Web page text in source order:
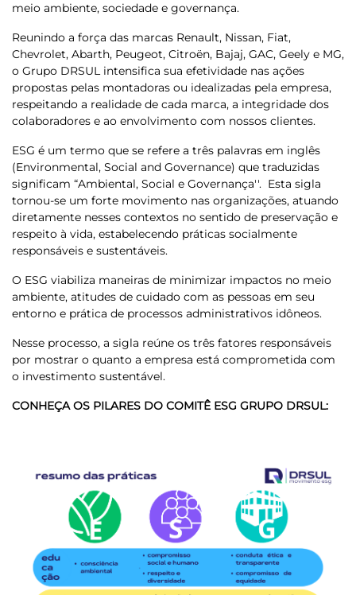
meio ambiente, sociedade e governança.
Reunindo a força das marcas Renault, Nissan, Fiat,
Chevrolet, Abarth, Peugeot, Citroën, Bajaj, GAC, Geely e MG,
o Grupo DRSUL intensifica sua efetividade nas ações
propostas pelas montadoras ou idealizadas pela empresa,
respeitando a realidade de cada marca, a integridade dos
colaboradores e ao envolvimento com nossos clientes.
ESG é um termo que se refere a três palavras em inglês
(Environmental, Social and Governance) que traduzidas
significam “Ambiental, Social e Governança''. Esta sigla
tornou-se um forte movimento nas organizações, atuando
diretamente nesses contextos no sentido de preservação e
respeito à vida, estabelecendo práticas socialmente
responsáveis e sustentáveis.
O ESG viabiliza maneiras de minimizar impactos no meio
ambiente, atitudes de cuidado com as pessoas em seu
entorno e prática de processos administrativos idôneos.
Nesse processo, a sigla reúne os três fatores responsáveis
por mostrar o quanto a empresa está comprometida com
o investimento sustentável.
CONHEÇA OS PILARES DO COMITÊ ESG GRUPO DRSUL: